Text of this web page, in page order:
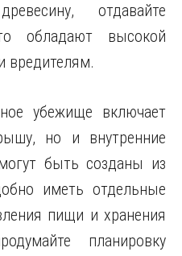
отдавайте
обладают высокой
вредителям.
убежище включает
но и внутренние
быть созданы из
иметь отдельные
пищи и хранения
планировку